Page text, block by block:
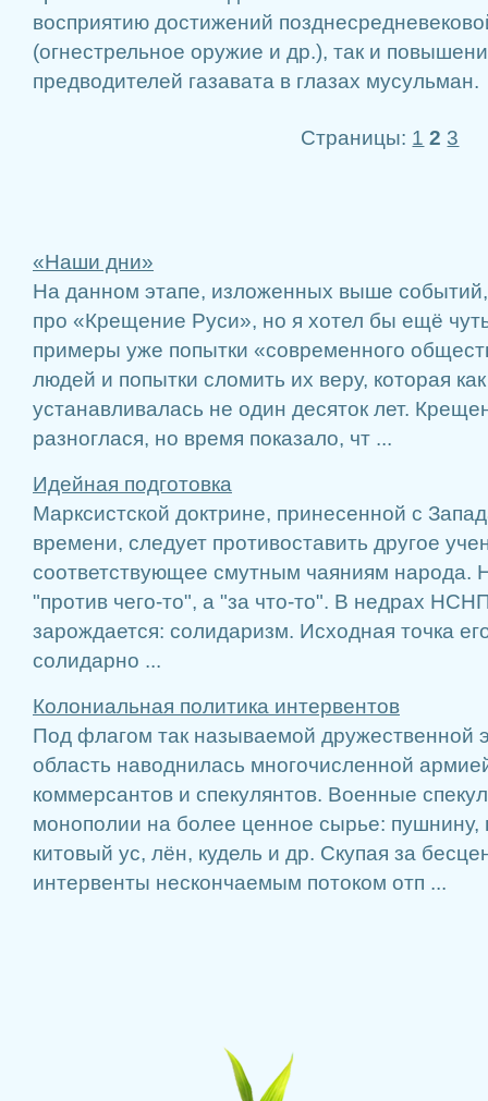
восприятию достижений
(огнестрельное оружие и др.), так и
предводителей газавата в глазах мусульман.
Страницы: 1 2 3
«Наши дни»
На данном этапе, изложенных выше
про «Крещение Руси», но я хотел бы ещё
примеры уже попытки «современного
людей и попытки сломить их веру, которая
устанавливалась не один десяток лет.
разноглася, но время показало, чт ...
Идейная подготовка
Марксистской доктрине, принесенной с
времени, следует противоставить другое
соответствующее смутным чаяниям народа.
"против чего-то", а "за что-то". В недрах
зарождается: солидаризм. Исходная точка
солидарно ...
Колониальная политика интервентов
Под флагом так называемой дружественной
область наводнилась многочисленной
коммерсантов и спекулянтов. Военные
монополии на более ценное сырье: пушнину,
китовый ус, лён, кудель и др. Скупая за
интервенты нескончаемым потоком отп ...